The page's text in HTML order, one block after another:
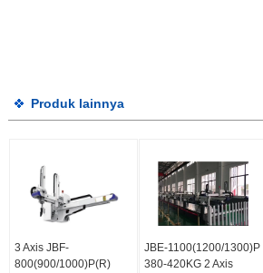
Produk lainnya
3 Axis JBF-
800(900/1000)P(R)
JBE-1100(1200/1300)P
380-420KG 2 Axis